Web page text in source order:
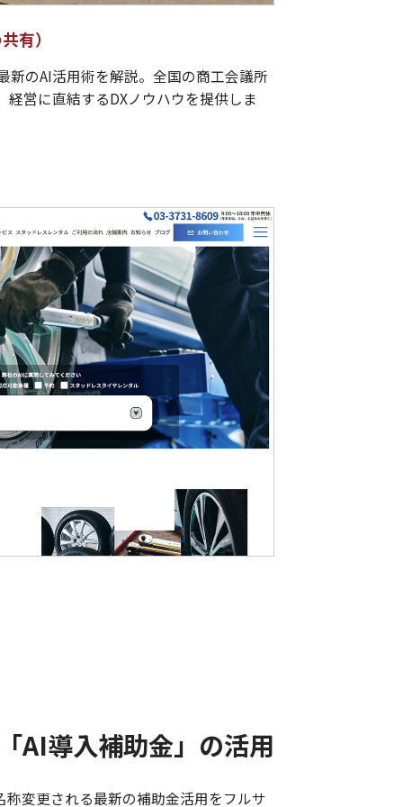
有）
新のAI活用術を解説。全国の商工会議所
営に直結するDXノウハウを提供しま
AI導入補助金」の活用
変更される最新の補助金活用をフルサ